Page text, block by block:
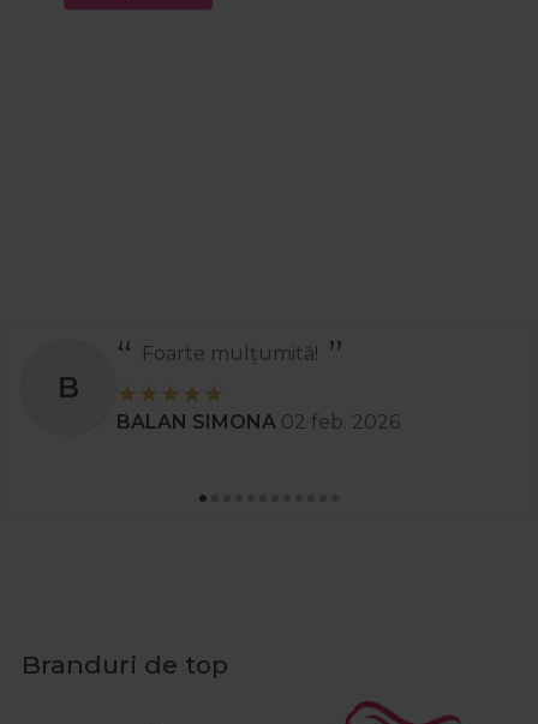
S
Recomand
Stanciu Aura Andreea
Branduri de top